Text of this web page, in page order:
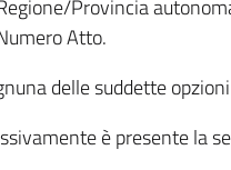
Provincia
Atto.
delle suddette
è presente la